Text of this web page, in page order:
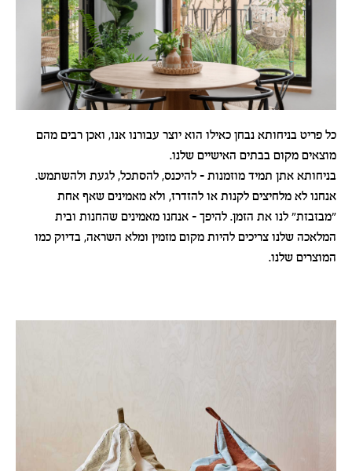
כל פריט בניחותא נבחן כאילו הוא יוצר עבורנו אנו, ואכן רבים מהם
מוצאים מקום בבתים האישיים שלנו.
בניחותא אתן תמיד מוזמנות - להיכנס, להסתכל, לגעת ולהשתמש.
אנחנו לא מלחיצים לקנות או להזדרז, ולא מאמינים שאף אחת
"מבזבזת" לנו את הזמן. להיפך - אנחנו מאמינים שהחנות ובית
המלאכה שלנו צריכים להיות מקום מזמין ומלא השראה, בדיוק כמו
המוצרים שלנו.